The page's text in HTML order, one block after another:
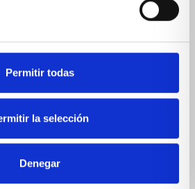
Permitir todas
la selección
Denegar
dormitorios con zona de estudio